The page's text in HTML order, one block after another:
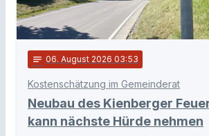
notes 06. August 2026 03:53
Kostenschätzung im Gemeinderat
Neubau des Kienberger
kann nächste Hürde nehmen